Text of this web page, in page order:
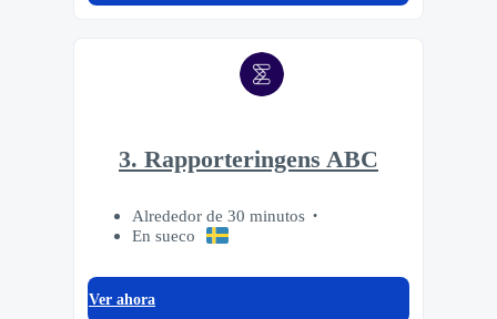
3. Rapporteringens ABC
Alrededor de 30 minutos
En sueco
Ver ahora